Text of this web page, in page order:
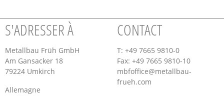
S'ADRESSER À
Metallbau Früh GmbH
Am Gansacker 18
79224 Umkirch
Allemagne
CONTACT
T: +49 7665 9810-0
Fax: +49 7665 9810-10
mbfoffice@metallbau-
frueh.com